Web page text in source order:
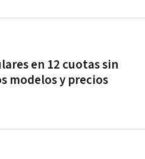
en 12 cuotas sin
modelos y precios